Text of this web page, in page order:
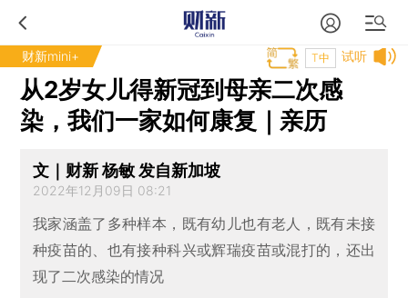
财新mini+ 试听
T中
从2岁女儿得新冠到母亲二次感
染，我们一家如何康复｜亲历
文｜财新 杨敏 发自新加坡
2022年12月09日 08:21
我家涵盖了多种样本，既有幼儿也有老人，既有未接
种疫苗的、也有接种科兴或辉瑞疫苗或混打的，还出
现了二次感染的情况